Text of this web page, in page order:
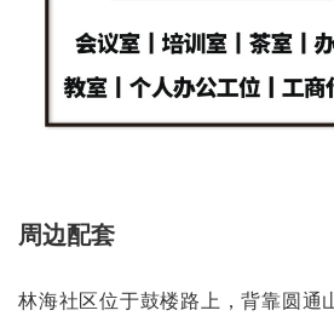
周边配套
林海社区位于鼓楼路上，背靠圆通